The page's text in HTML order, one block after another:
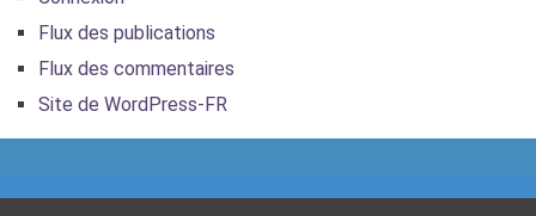
Flux des publications
Flux des commentaires
Site de WordPress-FR